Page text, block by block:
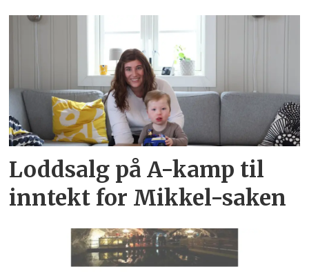
Loddsalg på A-kamp til
inntekt for Mikkel-saken